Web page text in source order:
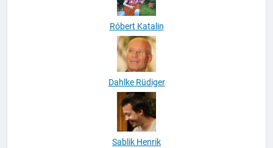
Róbert Katalin
Dahlke Rüdiger
Sablik Henrik